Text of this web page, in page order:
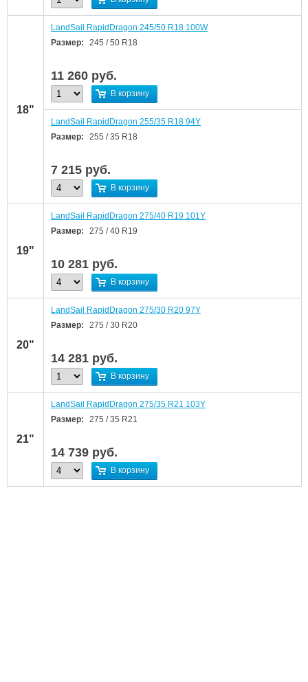
18"
LandSail RapidDragon 245/50 R18 100W
Размер:
245 / 50 R18
11 260 руб.
В корзину
LandSail RapidDragon 255/35 R18 94Y
Размер:
255 / 35 R18
7 215 руб.
В корзину
19"
LandSail RapidDragon 275/40 R19 101Y
Размер:
275 / 40 R19
10 281 руб.
В корзину
20"
LandSail RapidDragon 275/30 R20 97Y
Размер:
275 / 30 R20
14 281 руб.
В корзину
21"
LandSail RapidDragon 275/35 R21 103Y
Размер:
275 / 35 R21
14 739 руб.
В корзину